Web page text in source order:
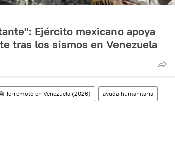
Ejército mexicano apoya
tras los sismos en Venezuela
Terremoto en Venezuela (2026) ayuda humanitaria